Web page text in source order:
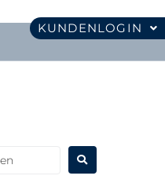
KUNDENLOGIN